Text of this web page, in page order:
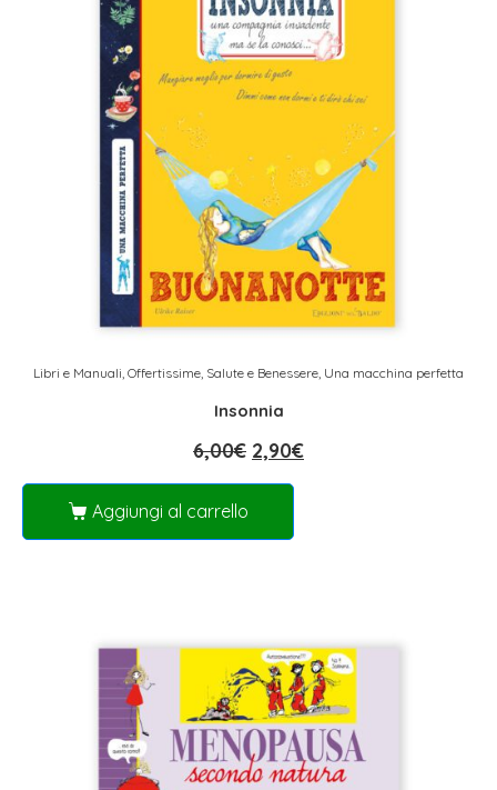
Libri e Manuali, Offertissime, Salute e Benessere, Una macchina perfetta
Insonnia
6,00€ 2,90€
Aggiungi al carrello